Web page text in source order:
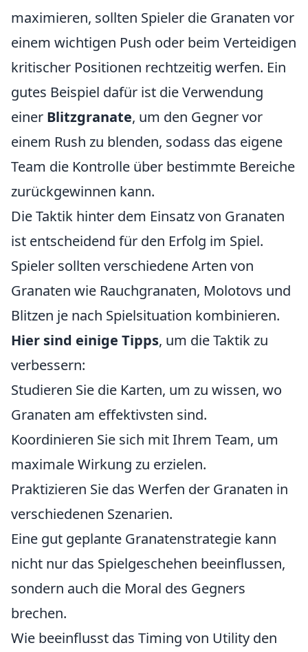
maximieren, sollten Spieler die Granaten vor
einem wichtigen Push oder beim Verteidigen
kritischer Positionen rechtzeitig werfen. Ein
gutes Beispiel dafür ist die Verwendung
einer Blitzgranate, um den Gegner vor
einem Rush zu blenden, sodass das eigene
Team die Kontrolle über bestimmte Bereiche
zurückgewinnen kann.
Die Taktik hinter dem Einsatz von Granaten
ist entscheidend für den Erfolg im Spiel.
Spieler sollten verschiedene Arten von
Granaten wie Rauchgranaten, Molotovs und
Blitzen je nach Spielsituation kombinieren.
Hier sind einige Tipps, um die Taktik zu
verbessern:
Studieren Sie die Karten, um zu wissen, wo
Granaten am effektivsten sind.
Koordinieren Sie sich mit Ihrem Team, um
maximale Wirkung zu erzielen.
Praktizieren Sie das Werfen der Granaten in
verschiedenen Szenarien.
Eine gut geplante Granatenstrategie kann
nicht nur das Spielgeschehen beeinflussen,
sondern auch die Moral des Gegners
brechen.
Wie beeinflusst das Timing von Utility den